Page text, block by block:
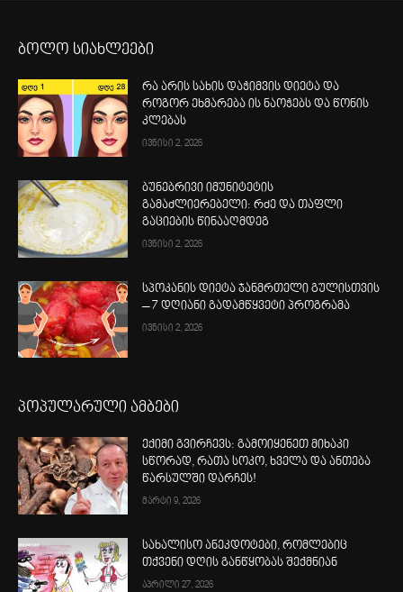
ბოლო სიახლეები
რა არის სახის დაჭიმვის დიეტა და
როგორ ეხმარება ის ნაოჭებს და წონის
კლებას
ივნისი 2, 2026
ბუნებრივი იმუნიტეტის
გამაძლიერებელი: რძე და თაფლი
გაციების წინააღმდეგ
ივნისი 2, 2026
სპოკანის დიეტა ჯანმრთელი გულისთვის
– 7 დღიანი გადამწყვეტი პროგრამა
ივნისი 2, 2026
პოპულარული ამბები
ექიმი გვირჩევს: გამოიყენეთ მიხაკი
სწორად, რათა სოკო, ხველა და ანთება
წარსულში დარჩეს!
მარტი 9, 2026
სახალისო ანეკდოტები, რომლებიც
თქვენი დღის განწყობას შექმნიან
აპრილი 27, 2026